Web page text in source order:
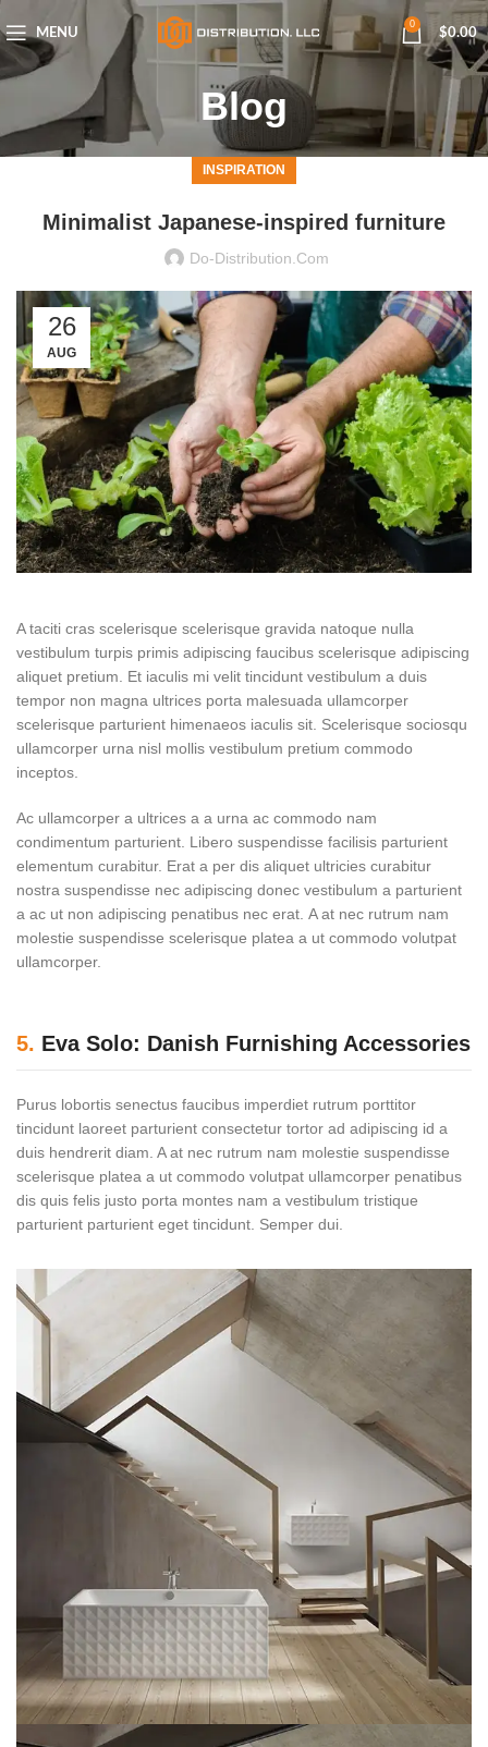
MENU
0
$0.00
Blog
INSPIRATION
Minimalist Japanese-inspired furniture
Do-Distribution.com
26
AUG
A taciti cras scelerisque scelerisque gravida natoque nulla
vestibulum turpis primis adipiscing faucibus scelerisque adipiscing
aliquet pretium. Et iaculis mi velit tincidunt vestibulum a duis
tempor non magna ultrices porta malesuada ullamcorper
scelerisque parturient himenaeos iaculis sit. Scelerisque sociosqu
ullamcorper urna nisl mollis vestibulum pretium commodo
inceptos.
Ac ullamcorper a ultrices a a urna ac commodo nam
condimentum parturient. Libero suspendisse facilisis parturient
elementum curabitur. Erat a per dis aliquet ultricies curabitur
nostra suspendisse nec adipiscing donec vestibulum a parturient
a ac ut non adipiscing penatibus nec erat. A at nec rutrum nam
molestie suspendisse scelerisque platea a ut commodo volutpat
ullamcorper.
5. Eva Solo: Danish Furnishing Accessories
Purus lobortis senectus faucibus imperdiet rutrum porttitor
tincidunt laoreet parturient consectetur tortor ad adipiscing id a
duis hendrerit diam. A at nec rutrum nam molestie suspendisse
scelerisque platea a ut commodo volutpat ullamcorper penatibus
dis quis felis justo porta montes nam a vestibulum tristique
parturient parturient eget tincidunt. Semper dui.